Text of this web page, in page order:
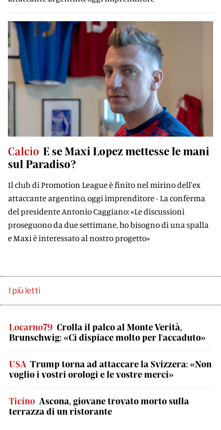
Calcio E se Maxi Lopez mettesse le mani
sul Paradiso?
Il club di Promotion League è finito nel mirino dell'ex
attaccante argentino, oggi imprenditore - La conferma
del presidente Antonio Caggiano: «Le discussioni
proseguono da due settimane, ho bisogno di una spalla
e Maxi è interessato al nostro progetto»
I più letti
Locarno79 Crolla il palco al Monte Verità,
Brunschwig: «Ci dispiace molto per l'accaduto»
USA Trump torna ad attaccare la Svizzera: «Non
voglio i vostri orologi e le vostre merci»
Ticino Ascona, giovane trovato morto sulla
terrazza di un ristorante